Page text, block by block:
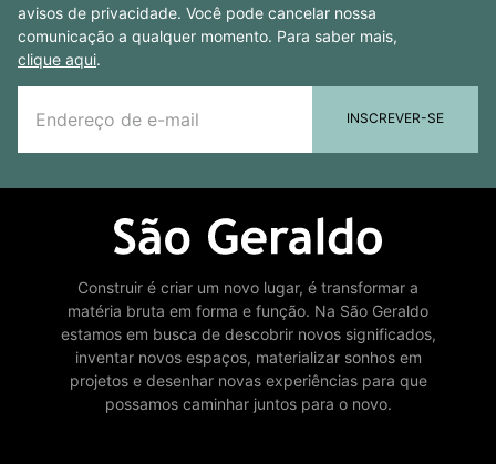
avisos de privacidade. Você pode cancelar nossa
comunicação a qualquer momento. Para saber mais,
clique aqui.
INSCREVER-SE
Construir é criar um novo lugar, é transformar a
matéria bruta em forma e função. Na São Geraldo
estamos em busca de descobrir novos significados,
inventar novos espaços, materializar sonhos em
projetos e desenhar novas experiências para que
possamos caminhar juntos para o novo.